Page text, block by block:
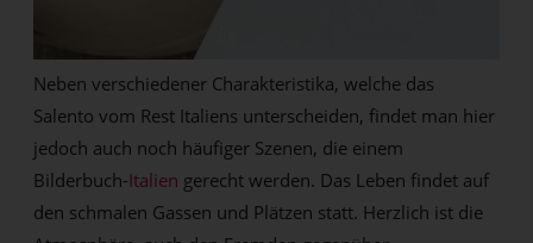
Neben verschiedener Charakteristika, welche das
Salento vom Rest Italiens unterscheiden, findet man hier
jedoch auch noch häufiger Szenen, die einem
Bilderbuch-Italien gerecht werden. Das Leben findet auf
den schmalen Gassen und Plätzen statt. Herzlich ist die